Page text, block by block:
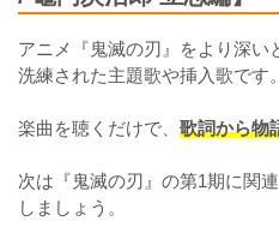
アニメ『鬼滅の刃』をより深い
洗練された主題歌や挿入歌です。
楽曲を聴くだけで、 歌詞から物
次は『鬼滅の刃』の第1期に関
しましょう。